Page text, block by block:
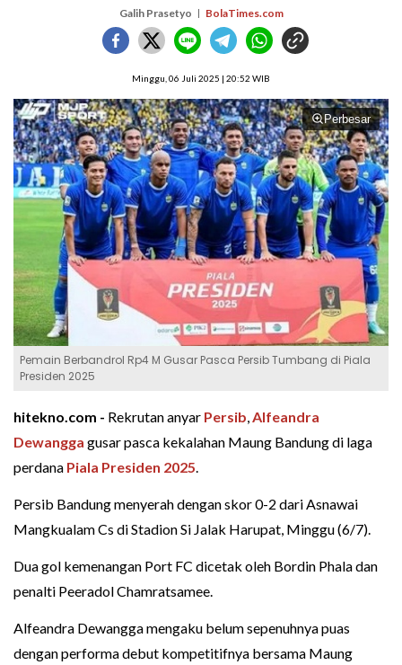
Galih Prasetyo BolaTimes.com
Minggu, 06 Juli 2025 | 20:52 WIB
Perbesar
Pemain Berbandrol Rp4 M Gusar Pasca Persib Tumbang di Piala
Presiden 2025
hitekno.com - Rekrutan anyar Persib,Alfeandra
Dewangga gusar pasca kekalahan Maung Bandung di laga
perdana Piala Presiden 2025.
Persib Bandung menyerah dengan skor 0-2 dari Asnawai
Mangkualam Cs di Stadion Si Jalak Harupat, Minggu (6/7).
Dua gol kemenangan Port FC dicetak oleh Bordin Phala dan
penalti Peeradol Chamratsamee.
Alfeandra Dewangga mengaku belum sepenuhnya puas
dengan performa debut kompetitifnya bersama Maung